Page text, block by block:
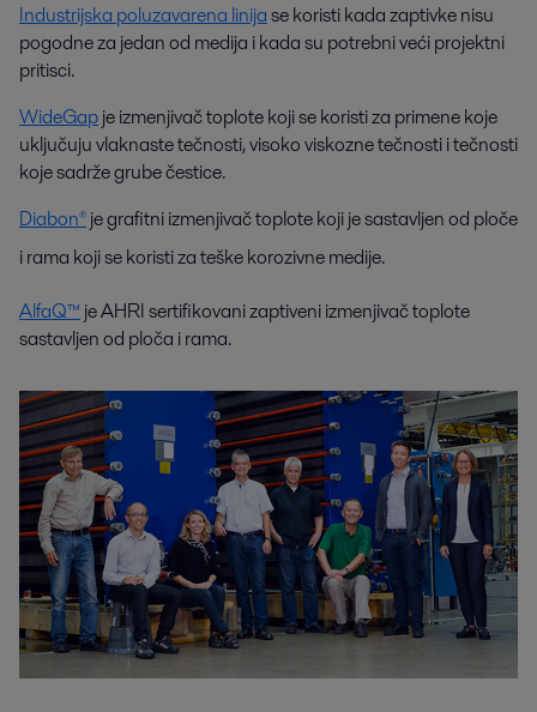
Industrijska poluzavarena linijase koristi kada zaptivke nisu
pogodne za jedan od medija i kada su potrebni veći projektni
pritisci.
WideGapje izmenjivač toplote koji se koristi za primene koje
uključuju vlaknaste tečnosti, visoko viskozne tečnosti i tečnosti
koje sadrže grube čestice.
Diabon®je grafitni izmenjivač toplote koji je sastavljen od ploče
i rama koji se koristi za teške korozivne medije.
AlfaQ™ je AHRI sertifikovani zaptiveni izmenjivač toplote
sastavljen od ploča i rama.